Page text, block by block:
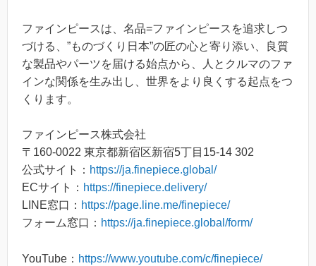
ファインピースは、名品=ファインピースを追求しつ
づける、”ものづくり日本”の匠の心と寄り添い、良質
な製品やパーツを届ける始点から、人とクルマのファ
インな関係を生み出し、世界をより良くする起点をつ
くります。
ファインピース株式会社
〒160-0022 東京都新宿区新宿5丁目15-14 302
公式サイト： https://ja.finepiece.global/
ECサイト： https://finepiece.delivery/
LINE窓口： https://page.line.me/finepiece/
フォーム窓口： https://ja.finepiece.global/form/
YouTube： https://www.youtube.com/c/finepiece/